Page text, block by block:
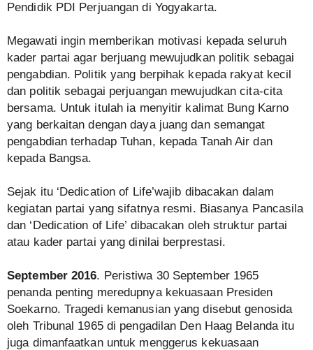
Pendidik PDI Perjuangan di Yogyakarta.
Megawati ingin memberikan motivasi kepada seluruh
kader partai agar berjuang mewujudkan politik sebagai
pengabdian. Politik yang berpihak kepada rakyat kecil
dan politik sebagai perjuangan mewujudkan cita-cita
bersama. Untuk itulah ia menyitir kalimat Bung Karno
yang berkaitan dengan daya juang dan semangat
pengabdian terhadap Tuhan, kepada Tanah Air dan
kepada Bangsa.
Sejak itu ‘Dedication of Life’wajib dibacakan dalam
kegiatan partai yang sifatnya resmi. Biasanya Pancasila
dan ‘Dedication of Life’ dibacakan oleh struktur partai
atau kader partai yang dinilai berprestasi.
September 2016. Peristiwa 30 September 1965
penanda penting meredupnya kekuasaan Presiden
Soekarno. Tragedi kemanusian yang disebut genosida
oleh Tribunal 1965 di pengadilan Den Haag Belanda itu
juga dimanfaatkan untuk menggerus kekuasaan